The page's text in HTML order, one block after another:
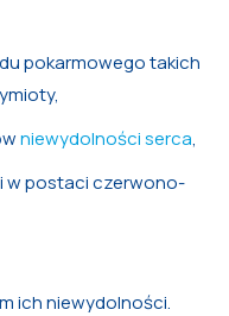
pokarmowego takich
niewydolności serca,
w postaci czerwono-
ich niewydolności.